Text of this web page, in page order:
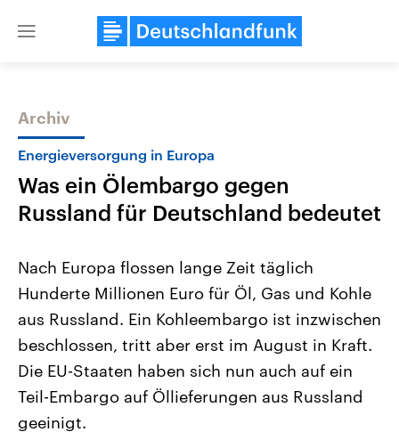
Close
Themen
Aktuelle Beiträge, Analysen und
Hintergründe
Wirtschaftlich und militärisch
gehören die Vereinigten Staaten zu
den mächtigsten Ländern der Erde,
mit großem Einfluss auf das
aktuelle Weltgeschehen.
Nahostkonflikt
Aktuelle Lage und
Der Überfall der
Terrororganisation Hamas
Oktober 2023 auf Israel
Region wieder die Gewalt
Israel möchte die Hamas
Archiv
Energieversorgung in Europa
Was ein Ölembargo gegen
Russland für Deutschland bedeutet
Nach Europa flossen lange Zeit täglich
Hunderte Millionen Euro für Öl, Gas und Kohle
aus Russland. Ein Kohleembargo ist inzwischen
beschlossen, tritt aber erst im August in Kraft.
Die EU-Staaten haben sich nun auch auf ein
Teil-Embargo auf Öllieferungen aus Russland
geeinigt.